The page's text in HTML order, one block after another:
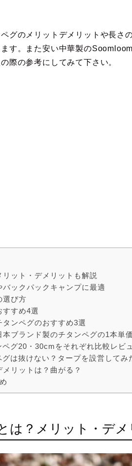
グのメリットデメリットや長さ
す。また安い中華製の
際の参考にしてみて下さい。
ット・デメリットも解説
ックパックキャンプに最適
選び方
すすめ4選
タンペグのおすすめ3選
ブランド製のチタンペグの1本単
グ20・30cmをそれぞれ比較レビ
は抜けない？タープを設営してみ
リットは？曲がる？
は？メリット・デ